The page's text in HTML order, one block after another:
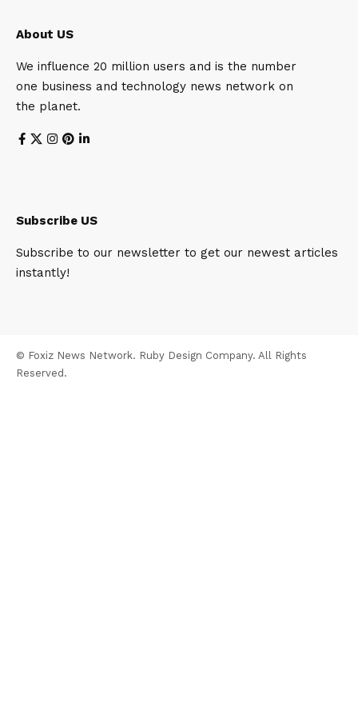
About US
We influence 20 million users and is the number
one business and technology news network on
the planet.
Subscribe US
Subscribe to our newsletter to get our newest articles
instantly!
© Foxiz News Network. Ruby Design Company. All Rights
Reserved.